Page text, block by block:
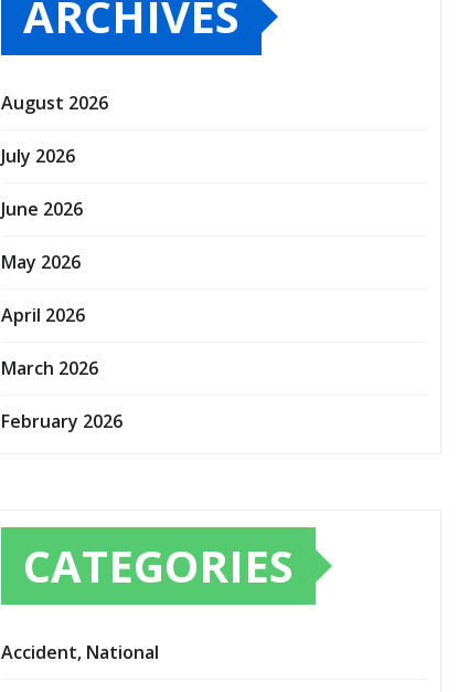
ARCHIVES
August 2026
July 2026
June 2026
May 2026
April 2026
March 2026
February 2026
CATEGORIES
Accident, National